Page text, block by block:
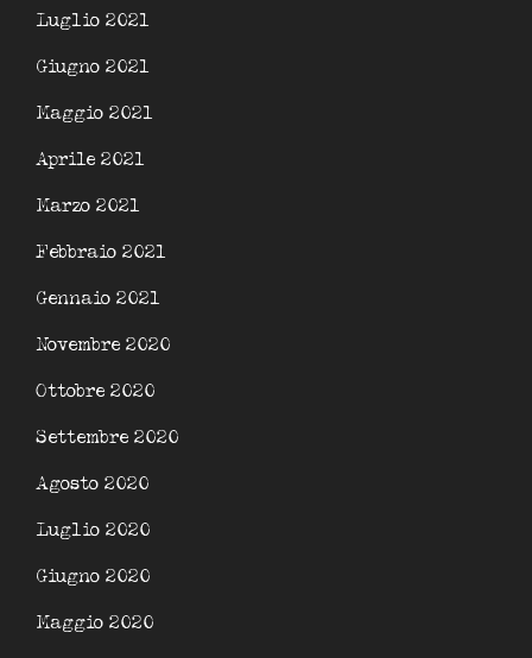
Luglio 2021
Giugno 2021
Maggio 2021
Aprile 2021
Marzo 2021
Febbraio 2021
Gennaio 2021
Novembre 2020
Ottobre 2020
Settembre 2020
Agosto 2020
Luglio 2020
Giugno 2020
Maggio 2020